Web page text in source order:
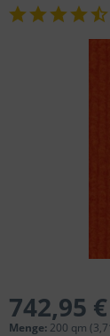
742,95
Menge: 200 qm